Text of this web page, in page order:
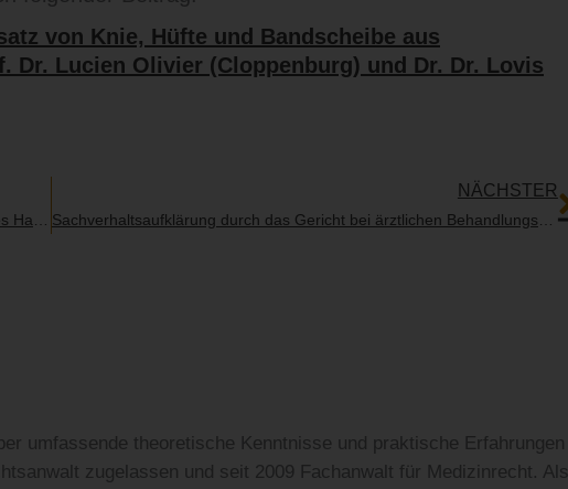
von Knie, Hüfte und Bandscheibe aus
Lucien Olivier (Cloppenburg) und Dr. Dr. Lovis
NÄCHSTER
umfassende theoretische Kenntnisse und praktische Erfahrungen
zugelassen und seit 2009 Fachanwalt für Medizinrecht. Als